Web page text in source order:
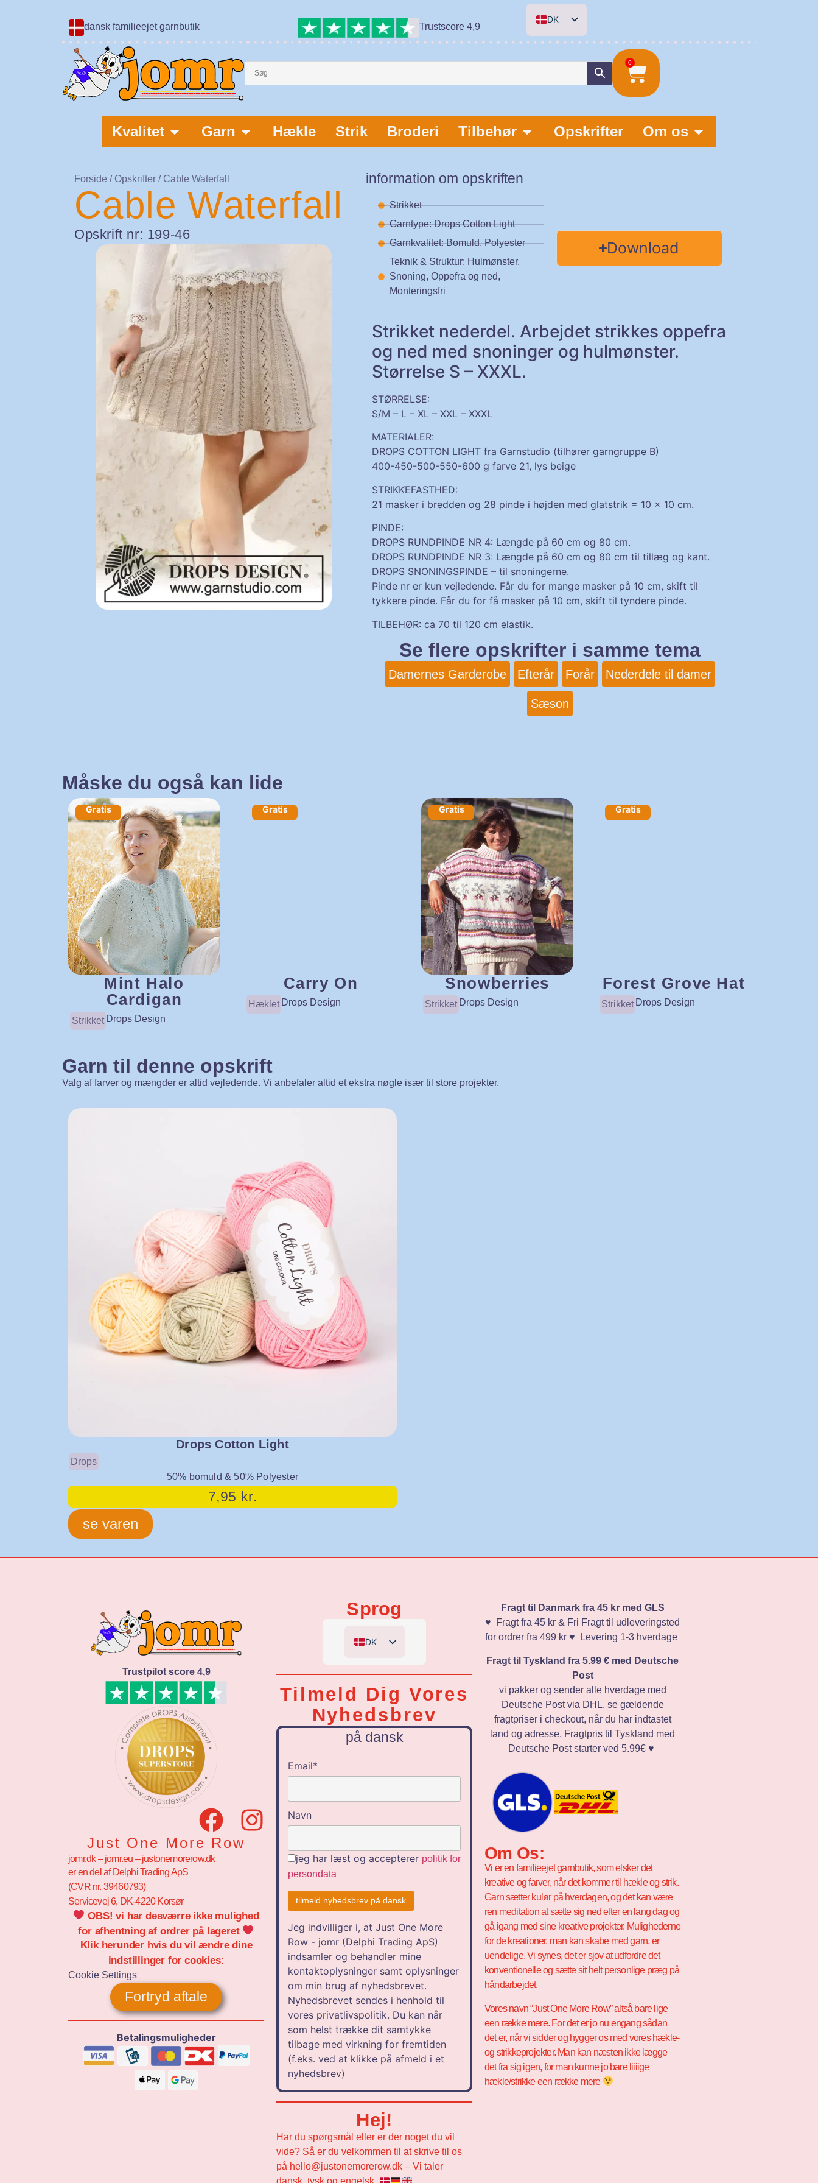
dansk familieejet garnbutik Trustscore 4,9
DK
EN
DE
0
Kvalitet Garn Hækle Strik Broderi Tilbehør Opskrifter Om os
Forside /Opskrifter / Cable Waterfall
Cable Waterfall
Opskrift nr: 199-46
information om opskriften
Strikket
Garntype: Drops Cotton Light
Garnkvalitet: Bomuld, Polyester
Teknik & Struktur: Hulmønster,
Snoning, Oppefra og ned,
Monteringsfri
Download
Strikket nederdel. Arbejdet strikkes oppefra
og ned med snoninger og hulmønster.
Størrelse S – XXXL.
STØRRELSE:
S/M – L – XL – XXL – XXXL
MATERIALER:
DROPS COTTON LIGHT fra Garnstudio (tilhører garngruppe B)
400-450-500-550-600 g farve 21, lys beige
STRIKKEFASTHED:
21 masker i bredden og 28 pinde i højden med glatstrik = 10 x 10 cm.
PINDE:
DROPS RUNDPINDE NR 4: Længde på 60 cm og 80 cm.
DROPS RUNDPINDE NR 3: Længde på 60 cm og 80 cm til tillæg og kant.
DROPS SNONINGSPINDE – til snoningerne.
Pinde nr er kun vejledende. Får du for mange masker på 10 cm, skift til
tykkere pinde. Får du for få masker på 10 cm, skift til tyndere pinde.
TILBEHØR: ca 70 til 120 cm elastik.
Se flere opskrifter i samme tema
Damernes Garderobe Efterår Forår Nederdele til damer
Sæson
Måske du også kan lide
Gratis
Mint Halo
Cardigan
Strikket Drops Design
Gratis
Carry On
Hæklet Drops Design
Gratis
Snowberries
Strikket Drops Design
Gratis
Forest Grove Hat
Strikket Drops Design
Garn til denne opskrift
Valg af farver og mængder er altid vejledende. Vi anbefaler altid et ekstra nøgle især til store projekter.
Drops Cotton Light
Drops
50% bomuld & 50% Polyester
7,95 kr.
se varen
Trustpilot score 4,9
Just One More Row
jomr.dk – jomr.eu – justonemorerow.dk
er en del af Delphi Trading ApS
(CVR nr. 39460793)
Servicevej 6, DK-4220 Korsør
OBS! vi har desværre ikke mulighed
for afhentning af ordrer på lageret
Klik herunder hvis du vil ændre dine
indstillinger for cookies:
Cookie Settings
Fortryd aftale
Betalingsmuligheder
Sprog
DK
NL
Tilmeld Dig Vores
Nyhedsbrev
på dansk
Email*
Navn
jeg har læst og accepterer politik for
persondata
Jeg indvilliger i, at Just One More
Row - jomr (Delphi Trading ApS)
indsamler og behandler mine
kontaktoplysninger samt oplysninger
om min brug af nyhedsbrevet.
Nyhedsbrevet sendes i henhold til
vores privatlivspolitik. Du kan når
som helst trække dit samtykke
tilbage med virkning for fremtiden
(f.eks. ved at klikke på afmeld i et
nyhedsbrev)
Hej!
Har du spørgsmål eller er der noget du vil
vide? Så er du velkommen til at skrive til os
på hello@justonemorerow.dk – Vi taler
Fragt til Danmark fra 45 kr med GLS
♥️ Fragt fra 45 kr & Fri Fragt til udleveringsted
for ordrer fra 499 kr ♥️ Levering 1-3 hverdage
Fragt til Tyskland fra 5.99 € med Deutsche
Post
vi pakker og sender alle hverdage med
Deutsche Post via DHL, se gældende
fragtpriser i checkout, når du har indtastet
land og adresse. Fragtpris til Tyskland med
Deutsche Post starter ved 5.99€ ♥️
Om Os:
Vi er en familieejet garnbutik, som elsker det
kreative og farver, når det kommer til hækle og strik.
Garn sætter kulør på hverdagen, og det kan være
ren meditation at sætte sig ned efter en lang dag og
gå igang med sine kreative projekter. Mulighederne
for de kreationer, man kan skabe med garn, er
uendelige. Vi synes, det er sjov at udfordre det
konventionelle og sætte sit helt personlige præg på
håndarbejdet.
Vores navn “Just One More Row” altså bare lige
een række mere. For det er jo nu engang sådan
det er, når vi sidder og hygger os med vores hækle-
og strikkeprojekter. Man kan næsten ikke lægge
det fra sig igen, for man kunne jo bare liiiige
hækle/strikke een række mere